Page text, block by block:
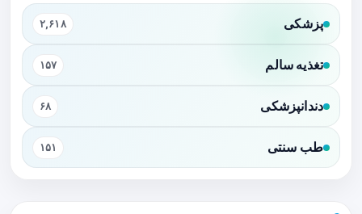
پزشکی ۲,۶۱۸
تغذیه سالم ۱۵۷
دندانپزشکی ۶۸
طب سنتی ۱۵۱